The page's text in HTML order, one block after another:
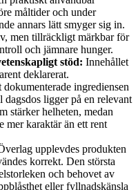
måltider och under
annars lätt smyger sig in.
men tillräckligt märkbar för
och jämnare hunger.
stöd: Innehållet
deklarerat.
ingrediensen
ligger på en relevant
stärker helheten, medan
mer karaktär än ett rent
upplevdes produkten
korrekt. Den största
och behovet av
eller fyllnadskänsla